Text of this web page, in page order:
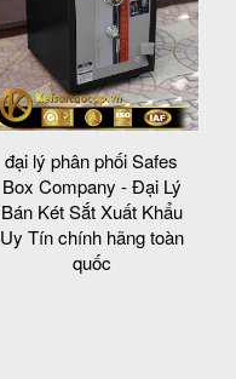
đại lý phân phối Safes
Box Company - Đại Lý
Bán Két Sắt Xuất Khẩu
Uy Tín chính hãng toàn
quốc